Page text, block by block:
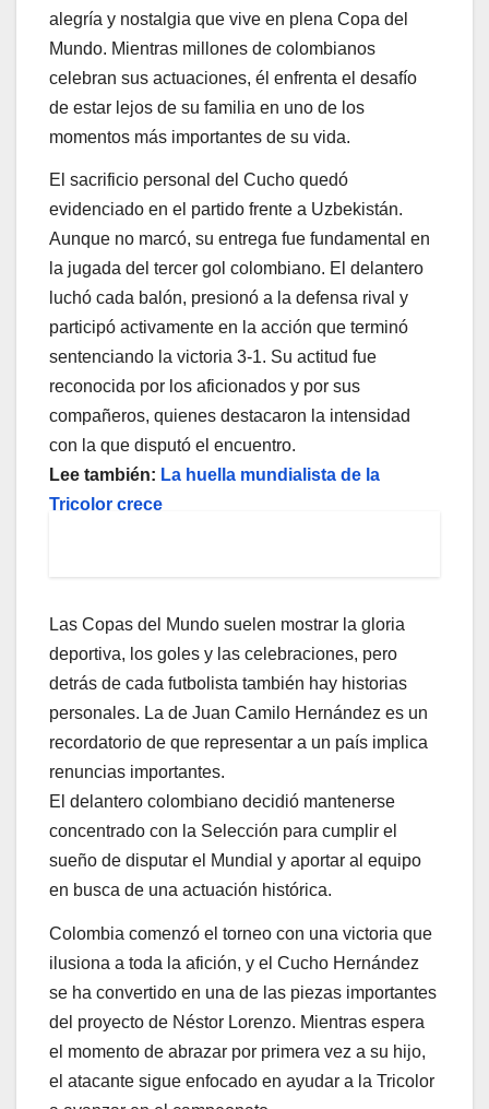
alegría y nostalgia que vive en plena Copa del
Mundo. Mientras millones de colombianos
celebran sus actuaciones, él enfrenta el desafío
de estar lejos de su familia en uno de los
momentos más importantes de su vida.
El sacrificio personal del Cucho quedó
evidenciado en el partido frente a Uzbekistán.
Aunque no marcó, su entrega fue fundamental en
la jugada del tercer gol colombiano. El delantero
luchó cada balón, presionó a la defensa rival y
participó activamente en la acción que terminó
sentenciando la victoria 3-1. Su actitud fue
reconocida por los aficionados y por sus
compañeros, quienes destacaron la intensidad
con la que disputó el encuentro.
Lee también: La huella mundialista de la
Tricolor crece
Las Copas del Mundo suelen mostrar la gloria
deportiva, los goles y las celebraciones, pero
detrás de cada futbolista también hay historias
personales. La de Juan Camilo Hernández es un
recordatorio de que representar a un país implica
renuncias importantes.
El delantero colombiano decidió mantenerse
concentrado con la Selección para cumplir el
sueño de disputar el Mundial y aportar al equipo
en busca de una actuación histórica.
Colombia comenzó el torneo con una victoria que
ilusiona a toda la afición, y el Cucho Hernández
se ha convertido en una de las piezas importantes
del proyecto de Néstor Lorenzo. Mientras espera
el momento de abrazar por primera vez a su hijo,
el atacante sigue enfocado en ayudar a la Tricolor